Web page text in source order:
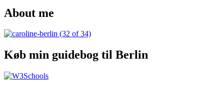
About me
Køb min guidebog til Berlin